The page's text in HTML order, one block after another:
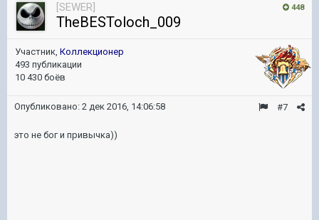
448
[SEWER]
TheBESToloch_009
Участник, Коллекционер
493 публикации
10 430 боёв
#7
Опубликовано: 2 дек 2016, 14:06:58
это не бог и привычка))